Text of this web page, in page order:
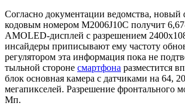
Согласно документации ведомства, новый
кодовым номером M2006J10C получит
AMOLED-дисплей с разрешением
инсайдеры приписывают ему частоту
регулятором эта информация пока не
тыльной стороне смартфона разместится
блок основная камера с датчиками на 64,
мегапикселей. Разрешение фронтального
Мп.